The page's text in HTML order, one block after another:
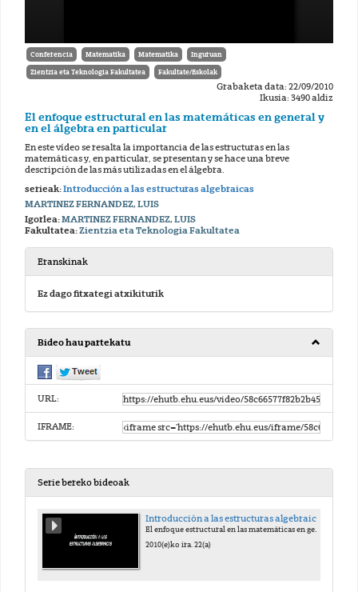
Conferencia Matematika Matematika Inguruan
Zientzia eta Teknologia Fakultatea Fakultate/Eskolak
Grabaketa data: 22/09/2010
Ikusia: 3490 aldiz
El enfoque estructural en las matemáticas en general y
en el álgebra en particular
En este vídeo se resalta la importancia de las estructuras en las
matemáticas y, en particular, se presentan y se hace una breve
descripción de las más utilizadas en el álgebra.
serieak:Introducción a las estructuras algebraicas
MARTINEZ FERNANDEZ, LUIS
Igorlea:MARTINEZ FERNANDEZ, LUIS
Fakultatea:Zientzia eta Teknologia Fakultatea
Eranskinak
Ez dago fitxategi atxikiturik
Bideo hau partekatu
URL:
IFRAME:
Serie bereko bideoak
El enfoque estructural en las matemáticas en general y en el álgebra en particular
2010(e)ko ira. 22(a)